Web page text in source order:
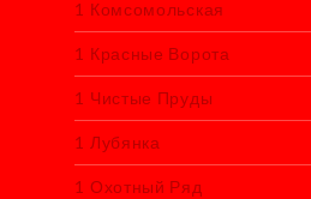
1 Комсомольская
1 Красные Ворота
1 Чистые Пруды
1 Лубянка
1 Охотный Ряд